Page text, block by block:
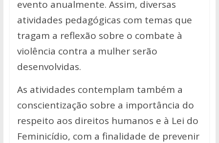
evento anualmente. Assim, diversas
atividades pedagógicas com temas que
tragam a reflexão sobre o combate à
violência contra a mulher serão
desenvolvidas.
As atividades contemplam também a
conscientização sobre a importância do
respeito aos direitos humanos e à Lei do
Feminicídio, com a finalidade de prevenir